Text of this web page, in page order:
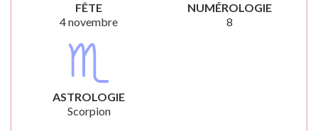
FÊTE
4 novembre
NUMÉROLOGIE
8
ASTROLOGIE
Scorpion